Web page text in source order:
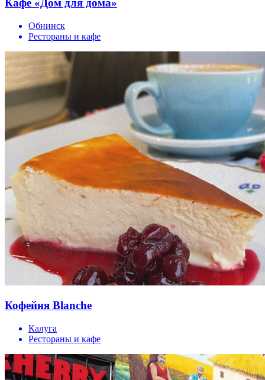
Кафе «Дом для дома»
Обнинск
Рестораны и кафе
Кофейня Blanche
Калуга
Рестораны и кафе